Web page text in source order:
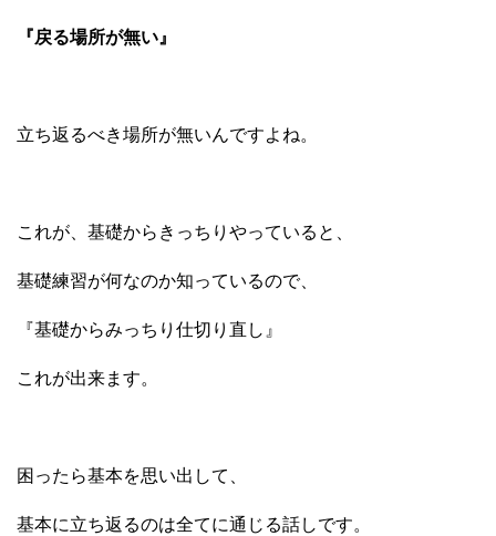
『戻る場所が無い』
立ち返るべき場所が無いんですよね。
これが、基礎からきっちりやっていると、
基礎練習が何なのか知っているので、
『基礎からみっちり仕切り直し』
これが出来ます。
困ったら基本を思い出して、
基本に立ち返るのは全てに通じる話しです。